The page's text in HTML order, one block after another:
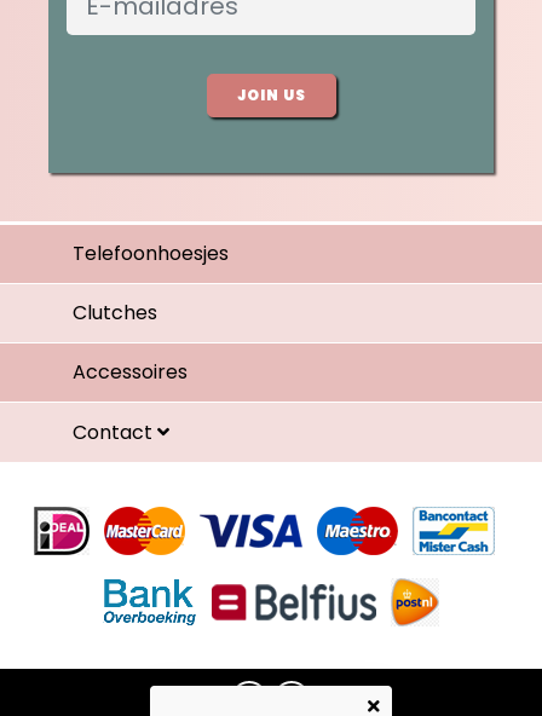
JOIN US
Telefoonhoesjes
Clutches
Accessoires
Contact